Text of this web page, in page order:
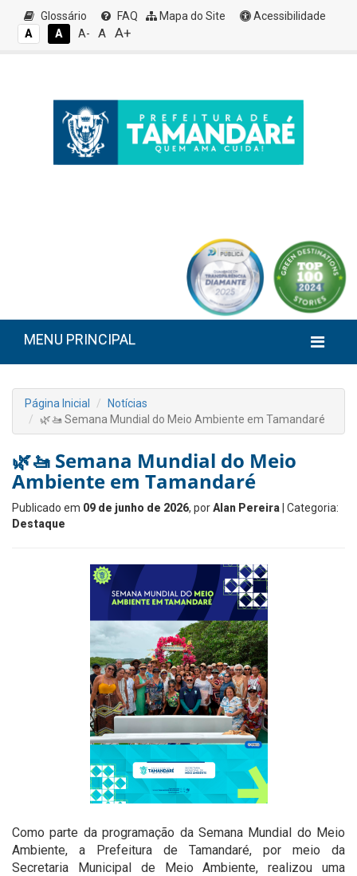
Glossário FAQ Mapa do Site
Acessibilidade
A
A A- A A+
MENU PRINCIPAL
Página Inicial
Notícias
🌿🚤 Semana Mundial do Meio Ambiente em Tamandaré
🌿🚤 Semana Mundial do Meio
Ambiente em Tamandaré
Publicado em 09 de junho de 2026, porAlan Pereira | Categoria:
Destaque
Como parte da programação da Semana Mundial do Meio
Ambiente, a Prefeitura de Tamandaré, por meio da
Secretaria Municipal de Meio Ambiente, realizou uma